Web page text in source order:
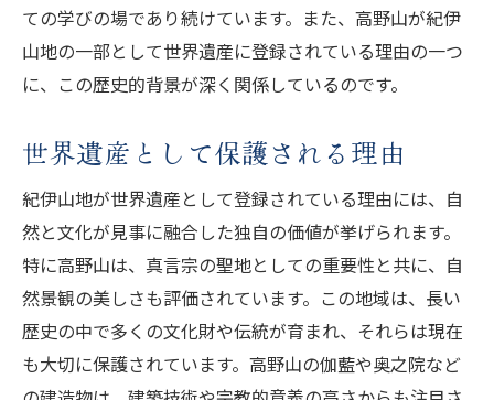
ての学びの場であり続けています。また、高野山が紀伊
山地の一部として世界遺産に登録されている理由の一つ
に、この歴史的背景が深く関係しているのです。
世界遺産として保護される理由
紀伊山地が世界遺産として登録されている理由には、自
然と文化が見事に融合した独自の価値が挙げられます。
特に高野山は、真言宗の聖地としての重要性と共に、自
然景観の美しさも評価されています。この地域は、長い
歴史の中で多くの文化財や伝統が育まれ、それらは現在
も大切に保護されています。高野山の伽藍や奥之院など